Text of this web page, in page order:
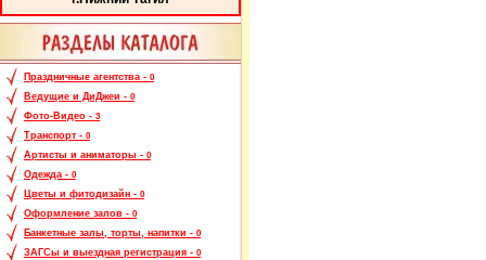
Праздничные агентства - 0
Ведущие и ДиДжеи - 0
Фото-Видео - 3
Транспорт - 0
Артисты и аниматоры - 0
Одежда - 0
Цветы и фитодизайн - 0
Оформление залов - 0
Банкетные залы, торты, напитки - 0
ЗАГСы и выездная регистрация - 0